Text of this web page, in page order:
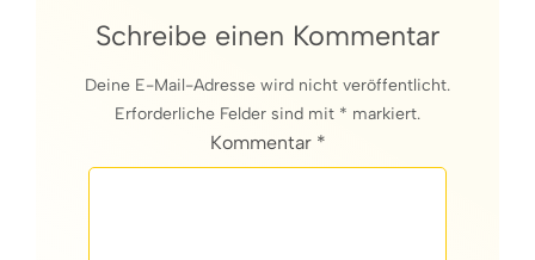
Schreibe einen Kommentar
Deine E-Mail-Adresse wird nicht veröffentlicht.
Erforderliche Felder sind mit * markiert.
Kommentar *